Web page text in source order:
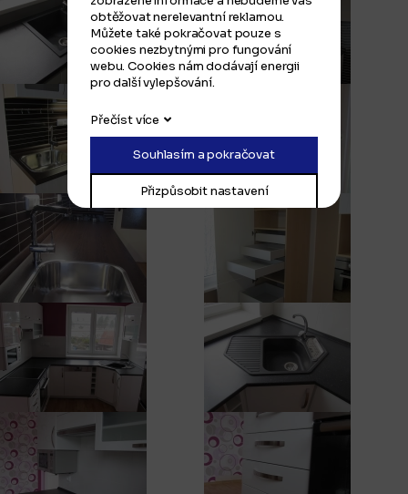
obtěžovat nerelevantní reklamou.
Můžete také pokračovat pouze s
cookies nezbytnými pro fungování
webu. Cookies nám dodávají energii
pro další vylepšování.
Přečíst více
Souhlasím a pokračovat
Přizpůsobit nastavení